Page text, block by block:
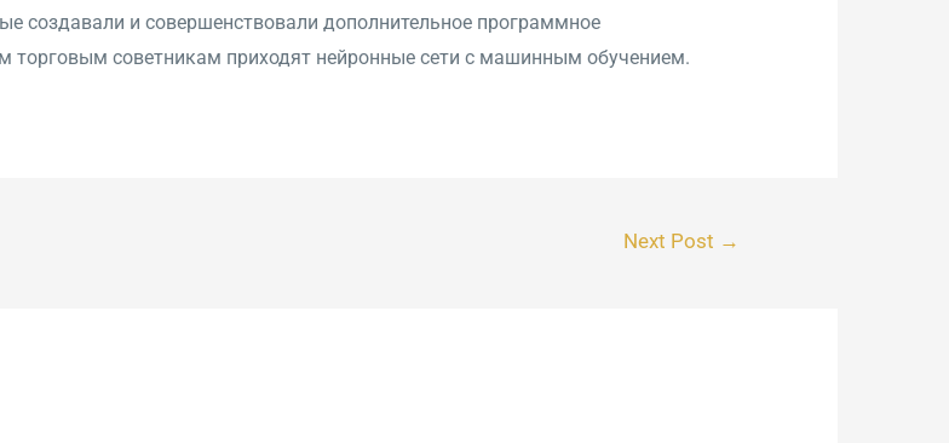
создавали и совершенствовали дополнительное программное
торговым советникам приходят нейронные сети с машинным обучением.
Next Post →